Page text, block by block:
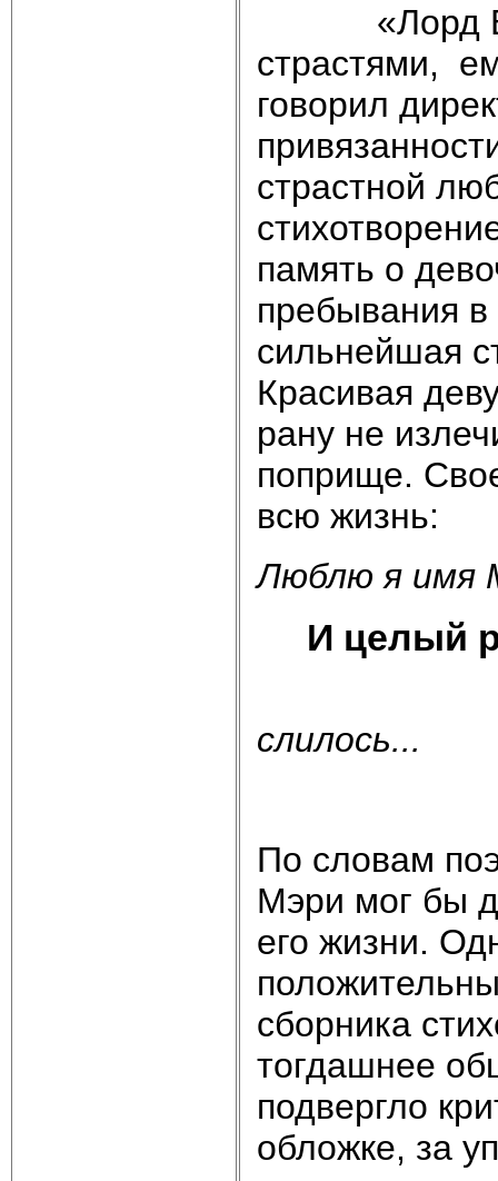
«Лорд
страстями,
говорил
страстной
память о
пребывания
сильнейшая
Красивая
рану не
поприще.
всю жизнь:
Люблю я имя
И целый
слилось...
По словам
Мэри мог бы
его жизни.
сборника
тогдашнее
подвергло
обложке, за